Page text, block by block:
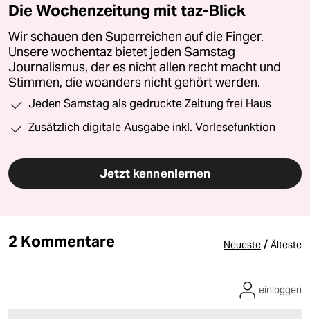
Die Wochenzeitung mit taz-Blick
Wir schauen den Superreichen auf die Finger.
Unsere wochentaz bietet jeden Samstag
Journalismus, der es nicht allen recht macht und
Stimmen, die woanders nicht gehört werden.
Jeden Samstag als gedruckte Zeitung frei Haus
Zusätzlich digitale Ausgabe inkl. Vorlesefunktion
Jetzt kennenlernen
2 Kommentare Neueste / Älteste
einloggen